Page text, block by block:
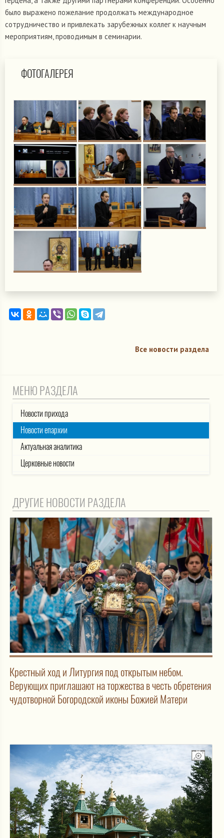
было выражено пожелание продолжать международное
сотрудничество и привлекать зарубежных коллег к научным
мероприятиям, проводимым в семинарии.
ФОТОГАЛЕРЕЯ
Все новости раздела
МЕНЮ РАЗДЕЛА
Новости прихода
Новости епархии
Актуальная аналитика
Церковные новости
ДРУГИЕ НОВОСТИ РАЗДЕЛА
Крестный ход и Литургия под открытым небом.
Верующих приглашают на торжества в честь обретения
чудотворной Богородской иконы Божией Матери